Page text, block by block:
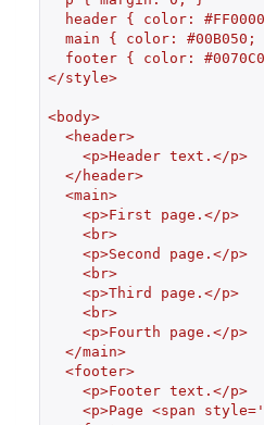
header { color:
main { color: #00B050;
footer { color:
</style>
<body>
  <header>
    <p>Header text.</p>
  </header>
  <main>
    <p>First page.</p>
    <br>
    <p>Second page.</p>
    <br>
    <p>Third page.</p>
    <br>
    <p>Fourth page.</p>
  </main>
  <footer>
    <p>Footer text.</p>
<p>Page <span